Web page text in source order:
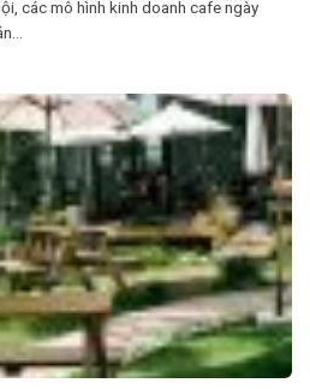
các mô hình kinh doanh cafe ngày